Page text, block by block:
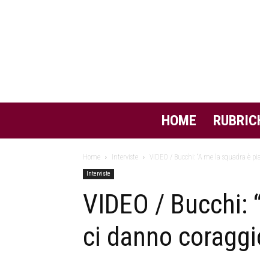
HOME
Home Interviste VIDEO / Bucchi: “A me la squadra è
Interviste
VIDEO / Bucchi:
ci danno